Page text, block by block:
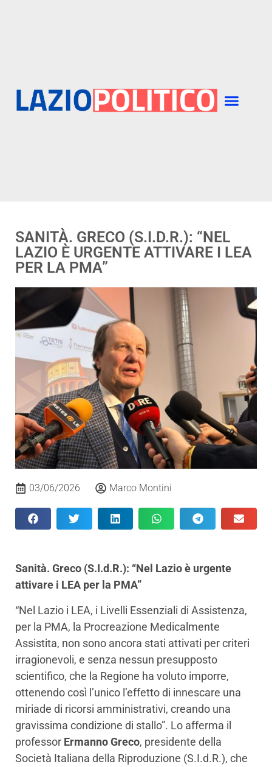
SANITÀ. GRECO (S.I.D.R.): “NEL
LAZIO È URGENTE ATTIVARE I LEA
PER LA PMA”
03/06/2026 Marco Montini
Sanità. Greco (S.I.d.R.): “Nel Lazio è urgente
attivare i LEA per la PMA”
“Nel Lazio i LEA, i Livelli Essenziali di Assistenza,
per la PMA, la Procreazione Medicalmente
Assistita, non sono ancora stati attivati per criteri
irragionevoli, e senza nessun presupposto
scientifico, che la Regione ha voluto imporre,
ottenendo così l’unico l’effetto di innescare una
miriade di ricorsi amministrativi, creando una
gravissima condizione di stallo”. Lo afferma il
professor Ermanno Greco, presidente della
Società Italiana della Riproduzione (S.I.d.R.), che